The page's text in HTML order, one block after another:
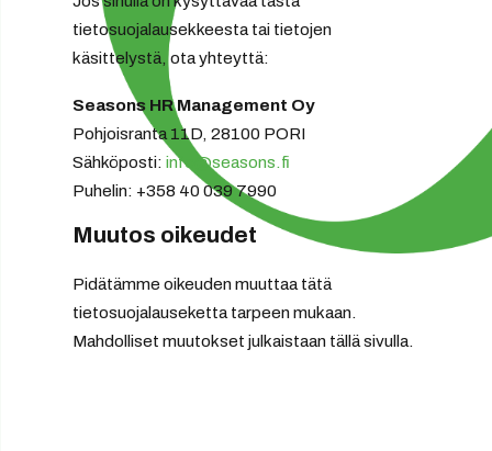
tietosuojalausekkeesta tai tietojen
käsittelystä, ota yhteyttä:
Seasons HR Management Oy
Pohjoisranta 11D, 28100 PORI
Sähköposti:info@seasons.fi
Puhelin: +358 40 039 7990
Muutos oikeudet
Pidätämme oikeuden muuttaa tätä
tietosuojalauseketta tarpeen mukaan.
Mahdolliset muutokset julkaistaan tällä sivulla.